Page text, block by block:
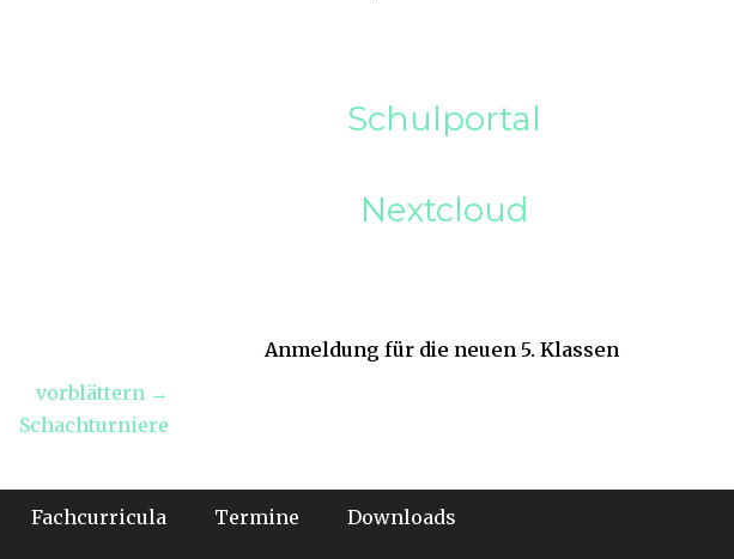
vorblättern →
Schachturniere
Schulportal
Nextcloud
Anmeldung für die neuen 5. Klassen
Fachcurricula Termine Downloads